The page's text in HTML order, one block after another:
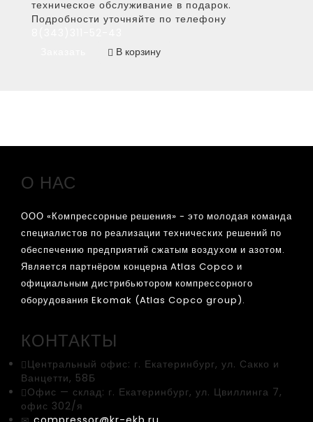
техническое обслуживание в подарок.
Подробности уточняйте по телефону
В корзину
О НАС
ООО «Компрессорные решения» - это молодая команда
специалистов по реализации технических решений по
обеспечению предприятий сжатым воздухом и азотом.
Является партнёром концерна Atlas Copco и
официальным дистрибьютором компрессорного
оборудования Ekomak (Atlas Copco group).
КОНТАКТЫ
Центральный офис: г. Екатеринбург, ул. Сакко и
Ванцетти, 58Б
Офис — склад: г. Екатеринбург, ул. Цвиллинга 7,
офис 302/я